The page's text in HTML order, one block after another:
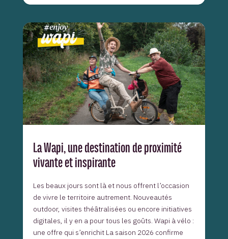
La Wapi, une destination de proximité
vivante et inspirante
Les beaux jours sont là et nous offrent l’occasion
de vivre le territoire autrement. Nouveautés
outdoor, visites théâtralisées ou encore initiatives
digitales, il y en a pour tous les goûts. Wapi à vélo :
une offre qui s’enrichit La saison 2026 confirme